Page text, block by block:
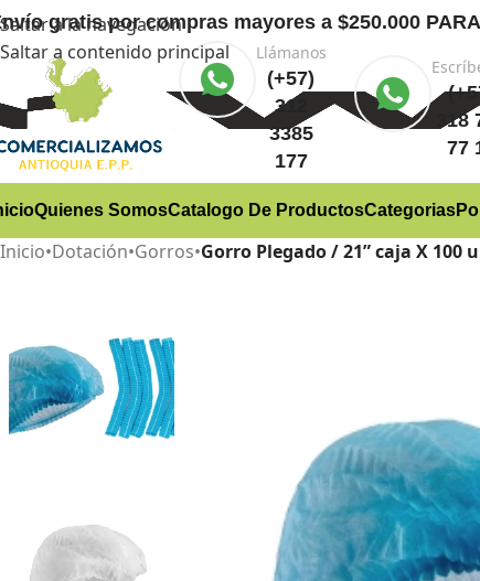
Saltar a la navegación
Saltar a contenido principal
gratispor compras mayores a $250.000
Llámanos
(+57)
312
3385
177
318
77
Quienes SomosCatalogo De ProductosCategorias
Inicio•Dotación•Gorros•Gorro Plegado / 21” caja X 100